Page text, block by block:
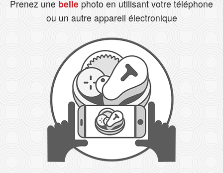
Prenez une belle photo en utilisant votre téléphone
ou un autre appareil électronique